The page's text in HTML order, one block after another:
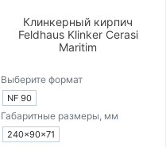
Клинкерный кирпич
Feldhaus Klinker Cerasi
Maritim
Выберите формат
NF 90
Габаритные размеры, мм
240×90×71